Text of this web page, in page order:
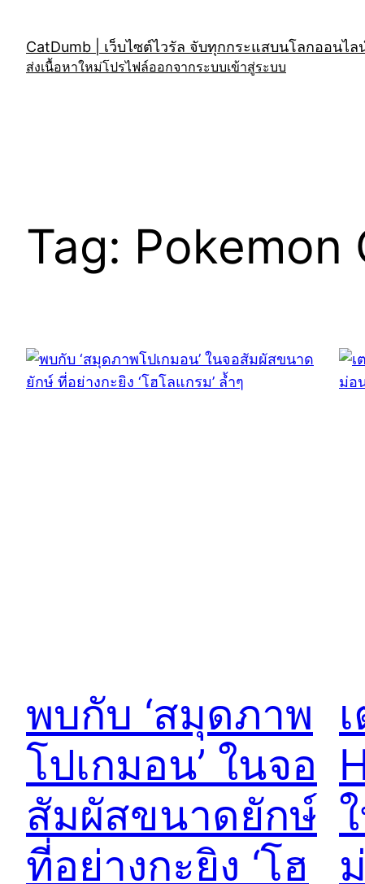
content
CatDumb | เว็บไซต์ไวรัล จับทุกกระแสบนโลกออนไ
ส่งเนื้อหาใหม่โปรไฟล์ออกจากระบบเข้าสู่ระบบ
Tag: Pokemon
พบกับ ‘สมุดภาพ
โปเกมอน’ ในจอ
สัมผัสขนาดยักษ์
ที่อย่างกะยิง ‘โฮ